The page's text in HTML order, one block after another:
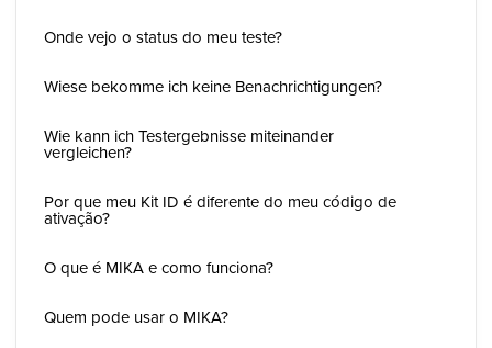
Onde vejo o status do meu teste?
Wiese bekomme ich keine Benachrichtigungen?
Wie kann ich Testergebnisse miteinander
vergleichen?
Por que meu Kit ID é diferente do meu código de
ativação?
O que é MIKA e como funciona?
Quem pode usar o MIKA?